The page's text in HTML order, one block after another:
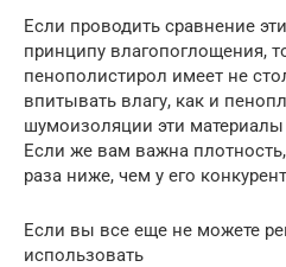
Если проводить сравнение
принципу влагопоглощения,
пенополистирол имеет не
впитывать влагу, как и
шумоизоляции эти материалы
Если же вам важна
раза ниже, чем у его
Если вы все еще не можете
использовать